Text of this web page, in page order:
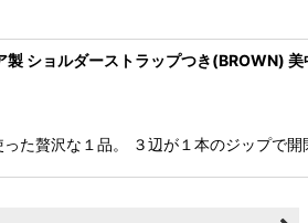
ショルダーストラップつき(BROWN) 美
た贅沢な１品。 ３辺が１本のジップで